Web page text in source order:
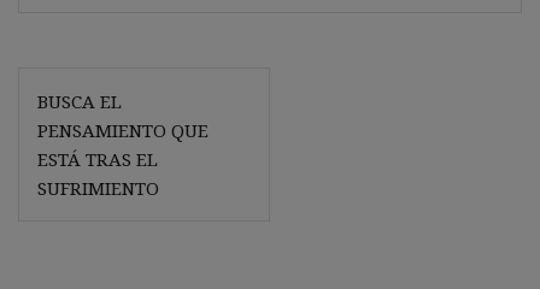
Navegación
de
entradas
BUSCA EL
PENSAMIENTO QUE
ESTÁ TRAS EL
SUFRIMIENTO